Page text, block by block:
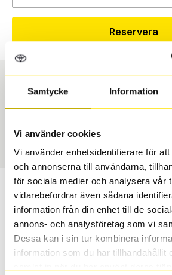
Samtycke Information
Vi använder cookies
Vi använder enhetsidentifierare för
och annonserna till användarna,
för sociala medier och analysera vår
vidarebefordrar även sådana
information från din enhet till de
annons- och analysföretag som vi
Dessa kan i sin tur kombinera
information som du har tillhandahållit
Reservera
Däcktyp
Sommar
Däckstorlek
225/40 R
50244
Passar detta däck min
Ange registreringsnummer för att
valt passar din bilmodell. Om du
sättas på dina befintliga fälgar, se